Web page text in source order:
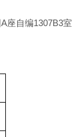
A座自编1307B3室